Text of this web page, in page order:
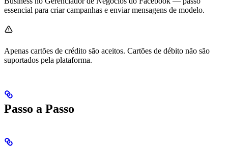
essencial para criar campanhas e enviar mensagens de modelo.
Apenas cartões de crédito são aceitos. Cartões de débito não são
suportados pela plataforma.
Passo a Passo